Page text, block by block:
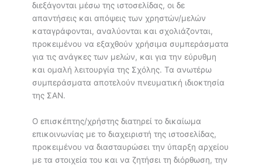
διεξάγονται μέσω της ιστοσελίδας, οι δε
απαντήσεις και απόψεις των χρηστών/μελών
καταγράφονται, αναλύονται και σχολιάζονται,
προκειμένου να εξαχθούν χρήσιμα συμπεράσματα
για τις ανάγκες των μελών, και για την εύρυθμη
και ομαλή λειτουργία της Σχόλης. Τα ανωτέρω
συμπεράσματα αποτελούν πνευματική ιδιοκτησία
της ΣΑΝ.
Ο επισκέπτης/χρήστης διατηρεί το δικαίωμα
επικοινωνίας με το διαχειριστή της ιστοσελίδας,
προκειμένου να διασταυρώσει την ύπαρξη αρχείου
με τα στοιχεία του και να ζητήσει τη διόρθωση, την